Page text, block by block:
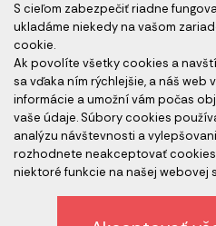
Akreditovaní audítori
S cieľom zabezpečiť riadne
ukladáme niekedy na vašom
cookie.
Ak povolíte všetky cookies a
sa vďaka ním rýchlejšie, a náš web
informácie a umožní vám počas
vaše údaje. Súbory cookies
analýzu návštevnosti a
rozhodnete neakceptovať
niektoré funkcie na našej webovej